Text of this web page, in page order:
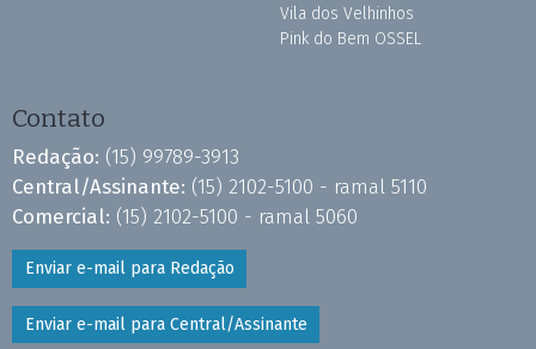
Vila dos Velhinhos
Pink do Bem OSSEL
Contato
Redação: (15) 99789-3913
Central/Assinante: (15) 2102-5100 - ramal 5110
Comercial: (15) 2102-5100 - ramal 5060
Enviar e-mail para Redação
Enviar e-mail para Central/Assinante